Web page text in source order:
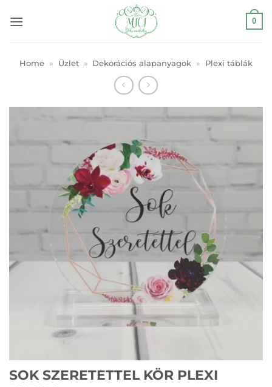
0
Home » Üzlet » Dekorációs alapanyagok » Plexi táblák
SOK SZERETETTEL KÖR PLEXI